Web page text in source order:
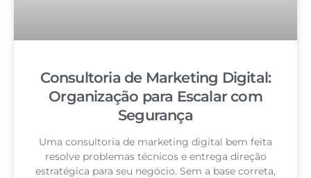
Consultoria de Marketing Digital:
Organização para Escalar com
Segurança
Uma consultoria de marketing digital bem feita
resolve problemas técnicos e entrega direção
estratégica para seu negócio. Sem a base correta,